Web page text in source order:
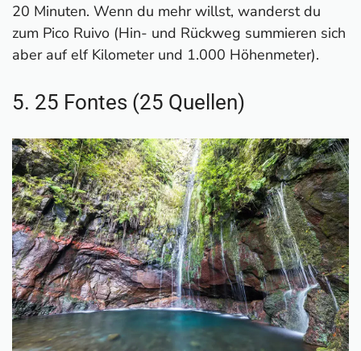
20 Minuten. Wenn du mehr willst, wanderst du
zum Pico Ruivo (Hin- und Rückweg summieren sich
aber auf elf Kilometer und 1.000 Höhenmeter).
5. 25 Fontes (25 Quellen)